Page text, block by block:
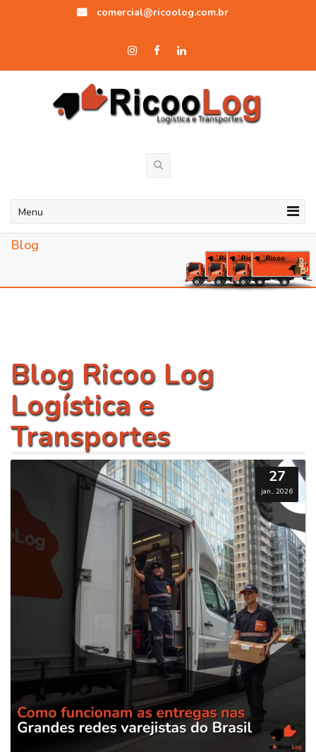
comercial@ricoolog.com.br
Menu
Blog
Blog Ricoo Log
Logística e
Transportes
27
jan., 2026